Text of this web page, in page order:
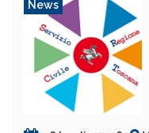
News